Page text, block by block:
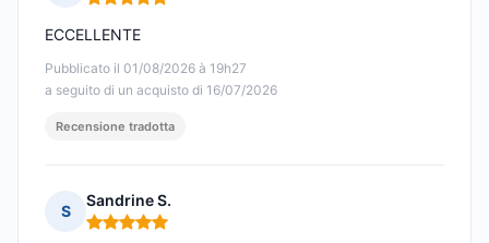
Nota: 5 su 5
Pubblicato il 01/08/2026 à 19h27
a seguito di un acquisto di 16/07/2026
ECCELLENTE
Recensione tradotta
S
Sandrine S.
Nota: 5 su 5